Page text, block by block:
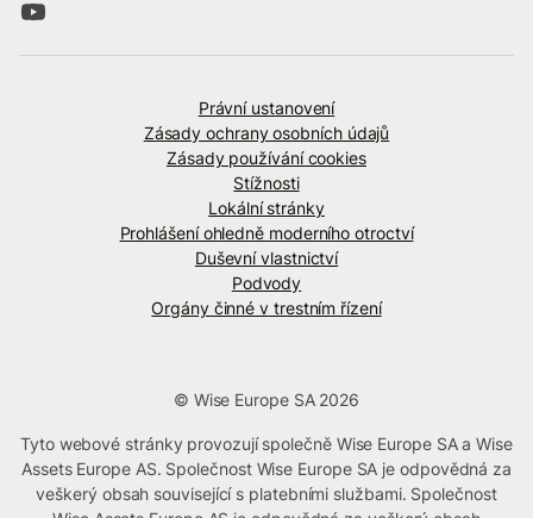
Právní ustanovení
Zásady ochrany osobních údajů
Zásady používání cookies
Stížnosti
Lokální stránky
Prohlášení ohledně moderního otroctví
Duševní vlastnictví
Podvody
Orgány činné v trestním řízení
© Wise Europe SA 2026
Tyto webové stránky provozují společně Wise Europe SA a Wise
Assets Europe AS. Společnost Wise Europe SA je odpovědná za
veškerý obsah související s platebními službami. Společnost